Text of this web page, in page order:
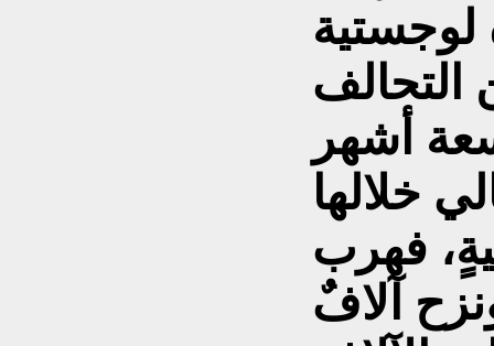
لوجستية
التحالف
أشهر
خلالها
فهرب
آلافٌ